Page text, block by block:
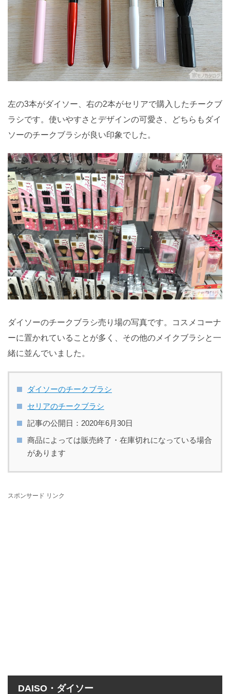
左の3本がダイソー、右の2本がセリアで購入したチークブ
ラシです。使いやすさとデザインの可愛さ、どちらもダイ
ソーのチークブラシが良い印象でした。
ダイソーのチークブラシ売り場の写真です。コスメコーナ
ーに置かれていることが多く、その他のメイクブラシと一
緒に並んでいました。
ダイソーのチークブラシ
セリアのチークブラシ
記事の公開日：2020年6月30日
商品によっては販売終了・在庫切れになっている場合
があります
スポンサード リンク
DAISO・ダイソー